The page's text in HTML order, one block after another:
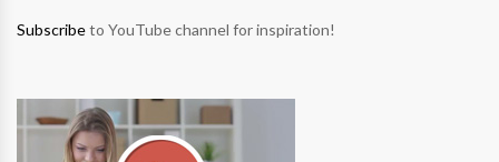
Subscribeto YouTube channel for inspiration!